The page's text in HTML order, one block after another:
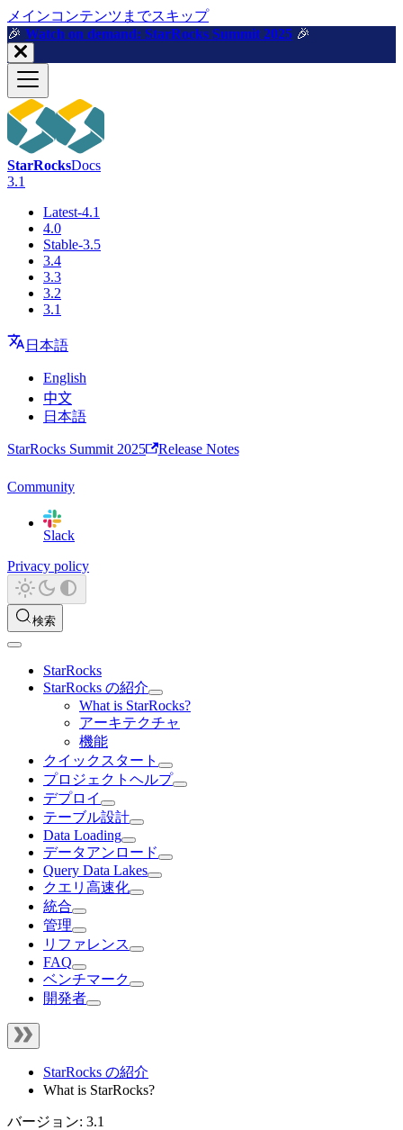
メインコンテンツまでスキップ
🎉️ Watch on demand: StarRocks Summit 2025 🎉️
StarRocksDocs
3.1
Latest-4.1
4.0
Stable-3.5
3.4
3.3
3.2
3.1
日本語
English
中文
日本語
StarRocks Summit 2025 Release Notes
Community
Slack
Privacy policy
検索
StarRocks
StarRocks の紹介
What is StarRocks?
アーキテクチャ
機能
クイックスタート
プロジェクトヘルプ
デプロイ
テーブル設計
Data Loading
データアンロード
Query Data Lakes
クエリ高速化
統合
管理
リファレンス
FAQ
ベンチマーク
開発者
StarRocks の紹介
What is StarRocks?
バージョン: 3.1